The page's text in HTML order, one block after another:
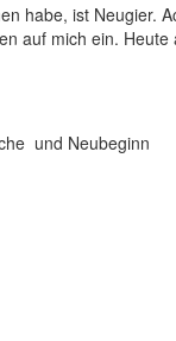
habe, ist Neugier.
auf mich ein.
und Neubeginn